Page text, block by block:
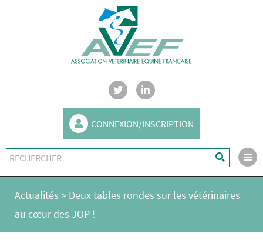
CONNEXION/INSCRIPTION
Actualités > Deux tables rondes sur les vétérinaires
au cœur des JOP !